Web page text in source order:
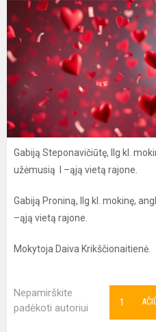
Gabiją Steponavičiūtę, IIg kl.
užėmusią I –ąją vietą rajone.
Gabiją Proniną, IIg kl. mokinę,
–ąją vietą rajone.
Mokytoja Daiva Krikščionaitienė.
Nepamirškite
padėkoti autoriui
1